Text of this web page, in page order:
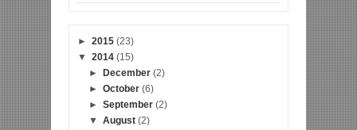
► 2015 (23)
▼ 2014 (15)
►
December(2)
►October(6)
►September(2)
▼August(2)